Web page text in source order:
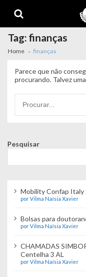
navigation
content
Tag:finanças
Home finanças
Parece que não
procurando. Talvez
por:
Pesquisar
Mobility Confap Italy
por Vilma Naísia Xavier
Bolsas para
por Vilma Naísia Xavier
CHAMADAS
Centelha 3 AL
por Vilma Naísia Xavier